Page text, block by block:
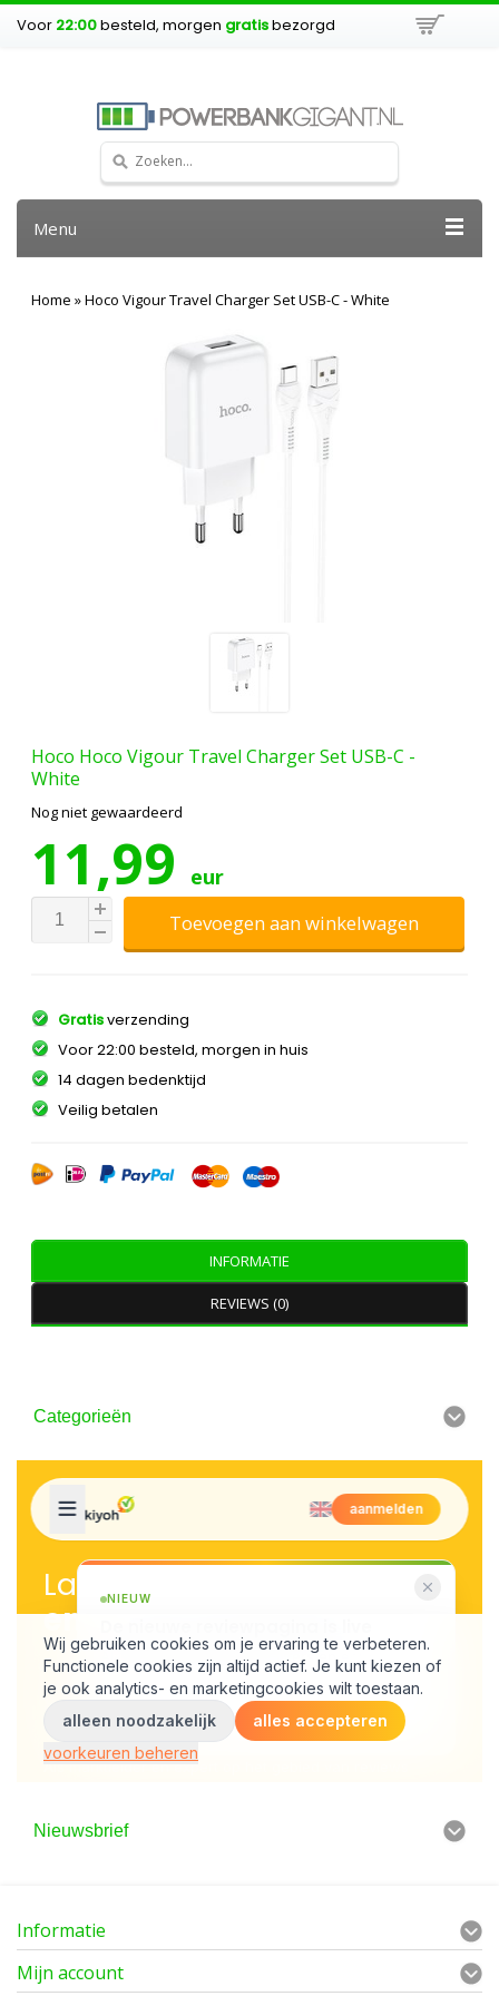
Voor 22:00besteld, morgen gratisbezorgd
Menu
Home »Hoco Vigour Travel Charger Set USB-C - White
Hoco Hoco Vigour Travel Charger Set USB-C -
White
Nog niet gewaardeerd
11,99 eur
Toevoegen aan winkelwagen
Gratisverzending
Voor 22:00 besteld, morgen in huis
14 dagen bedenktijd
Veilig betalen
INFORMATIE
REVIEWS (0)
Categorieën
Nieuwsbrief
Informatie
Mijn account